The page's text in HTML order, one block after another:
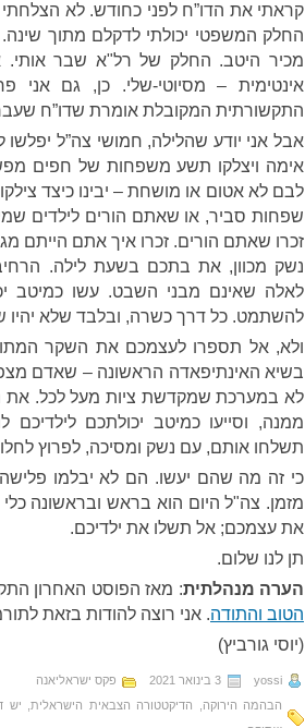
קראתי את הדו”ח לפני כחודש. לא הצלחתי
החלק המשפטי יכולתי לדקלם מתוך
מכיר היטב. החלק של רל"א שבר
אינטימית – מסיוטי-שלי. כן, גם אני
התקשורתית המקובלת אומרת שדו”ח שעבר
אבל אני יודע שהלילה, חמושי צה”ל
אימה ויצלקו תשע משפחות של חפים
לבם לא אטום או מושחת – יבינו כיצד
שפחות סביר, או שאתם הורים לילדים
זכרו שאתם הורים. זכרו איך אתם הייתם
נשק מכוון, את בתכם בשעת לילה.
לאלה שאינם מבני השבט. עשו כמיטב
להשתמט. כל דרך כשרה, ובלבד שלא יהיו
ולא, אל תספרו לעצמכם את השקר
בשיא האינתיפאדה הראשונה – שאדם
לא במערכת שמקדשת ציות מעל לכל. את
ממנה, וסייעו כמיטב יכולתכם
תשלחו אותם, עם נשק ומסיכה, לפרוץ
כי זה מה שהם יעשו. הם לא יבלמו
מזמן. צה"ל היום הוא בראש ובראשונה
את עצמכם; אל תשלו את ילדיכם.
תן לנו שלום.
הערה מנהלתית: מאז הפוסט האחרון
הטוב והתודה. אני רוצה להודות בזאת
(יוסי גורביץ)
yossi 3 בינואר 2021
פקס ישראליאנה
הבהמה הירוקה
הדיקטטורה הצבאית הישראלית יש